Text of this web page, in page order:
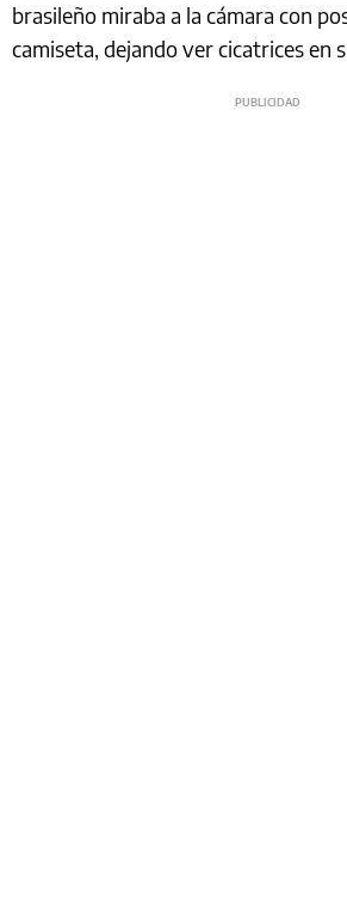
brasileño miraba a la cámara con
camiseta, dejando ver cicatrices en